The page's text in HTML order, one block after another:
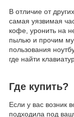
В отличие от
самая уязвимая
кофе, уронить на
пылью и прочим
пользования
где найти
Где купить?
Если у вас возник
подходила под